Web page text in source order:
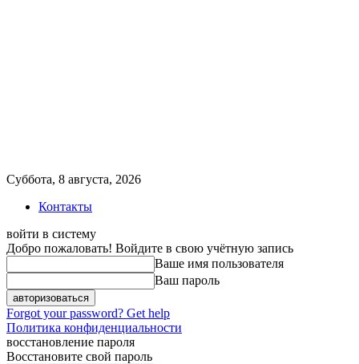
Суббота, 8 августа, 2026
Контакты
войти в систему
Добро пожаловать! Войдите в свою учётную запись
Ваше имя пользователя
Ваш пароль
Forgot your password? Get help
Политика конфиденциальности
восстановление пароля
Восстановите свой пароль